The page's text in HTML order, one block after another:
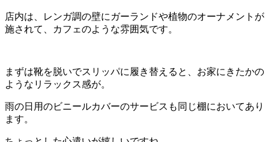
店内は、レンガ調の壁にガーランドや植物のオーナメントが
施されて、カフェのような雰囲気です。
まずは靴を脱いでスリッパに履き替えると、お家にきたかの
ようなリラックス感が。
雨の日用のビニールカバーのサービスも同じ棚においてあり
ます。